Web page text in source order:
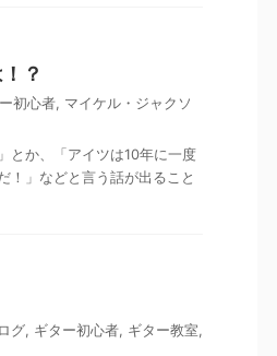
？
初心者, マイケル・ジャクソ
とか、「アイツは10年に一度
！」などと言う話が出ること
グ, ギター初心者, ギター教室,